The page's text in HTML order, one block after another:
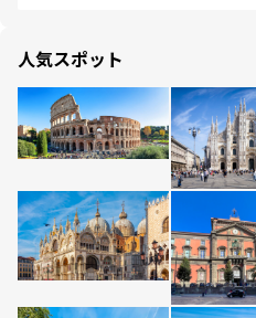
人気スポット